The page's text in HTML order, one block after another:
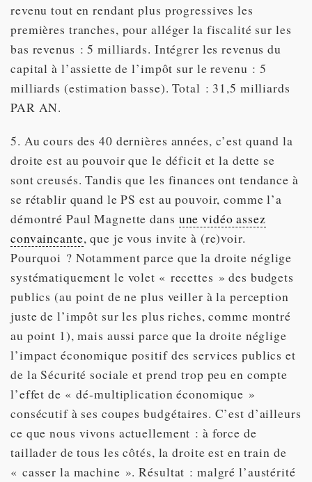
revenu tout en rendant plus progressives les
premières tranches, pour alléger la fiscalité sur les
bas revenus : 5 milliards. Intégrer les revenus du
capital à l’assiette de l’impôt sur le revenu : 5
milliards (estimation basse). Total : 31,5 milliards
PAR AN.
5. Au cours des 40 dernières années, c’est quand la
droite est au pouvoir que le déficit et la dette se
sont creusés. Tandis que les finances ont tendance à
se rétablir quand le PS est au pouvoir, comme l’a
démontré Paul Magnette dans une vidéo assez
convaincante, que je vous invite à (re)voir.
Pourquoi ? Notamment parce que la droite néglige
systématiquement le volet « recettes » des budgets
publics (au point de ne plus veiller à la perception
juste de l’impôt sur les plus riches, comme montré
au point 1), mais aussi parce que la droite néglige
l’impact économique positif des services publics et
de la Sécurité sociale et prend trop peu en compte
l’effet de « dé-multiplication économique »
consécutif à ses coupes budgétaires. C’est d’ailleurs
ce que nous vivons actuellement : à force de
taillader de tous les côtés, la droite est en train de
« casser la machine ». Résultat : malgré l’austérité